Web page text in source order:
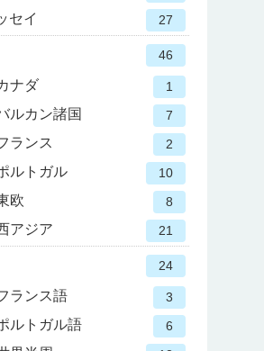
セイ 27
46
ナダ 1
ルカン諸国 7
ランス 2
ルトガル 10
欧 8
アジア 21
24
ランス語 3
ルトガル語 6